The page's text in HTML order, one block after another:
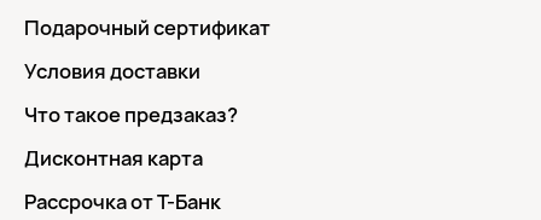
Подарочный сертификат
Условия доставки
Что такое предзаказ?
Дисконтная карта
Рассрочка от Т-Банк